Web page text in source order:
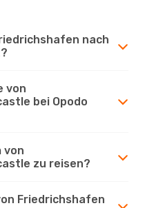
nach
von
bei Opodo
von
zu reisen?
Friedrichshafen